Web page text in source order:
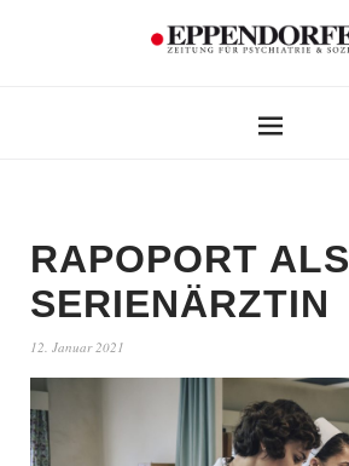
RAPOPORT ALS
SERIENÄRZTIN
12. Januar 2021